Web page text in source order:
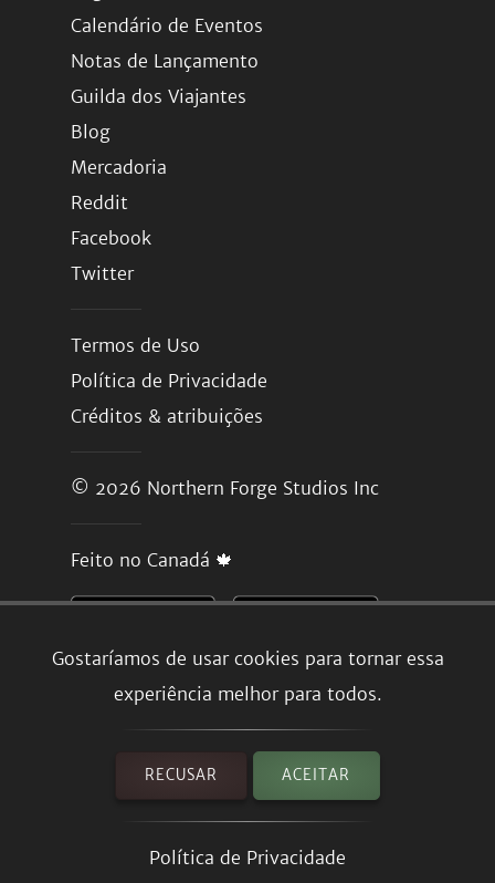
Gostaríamos de usar cookies para tornar essa
experiência melhor para todos.
RECUSAR ACEITAR
Política de Privacidade
Calendário de Eventos
Notas de Lançamento
Guilda dos Viajantes
Blog
Mercadoria
Reddit
Facebook
Twitter
Termos de Uso
Política de Privacidade
Créditos & atribuições
© 2026 Northern Forge Studios Inc
Feito no Canadá 🍁